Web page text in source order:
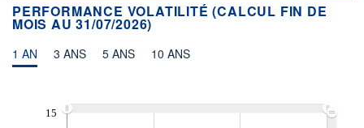
ÉLIGIBILITÉ
PEA PEA-PME BOURSOVIE LUX
Non éligible Boursobank
PERFORMANCE VOLATILITÉ (CALCUL FIN DE
MOIS AU 31/07/2026)
1 AN 3 ANS 5 ANS 10 ANS
15